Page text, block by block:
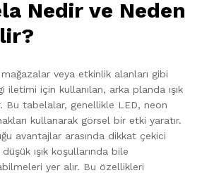
Nedir ve Neden
veya etkinlik alanları gibi
için kullanılan, arka planda ışık
Bu tabelalar, genellikle LED, neon
kullanarak görsel bir etki yaratır.
avantajlar arasında dikkat çekici
ışık koşullarında bile
yer alır. Bu özellikleri